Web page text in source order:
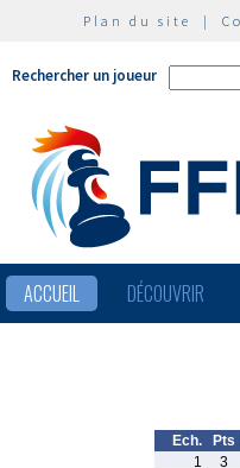
Plan du site |
Rechercher un joueur
ACCUEIL DÉCOUVRIR
Ech. Pts
1
3